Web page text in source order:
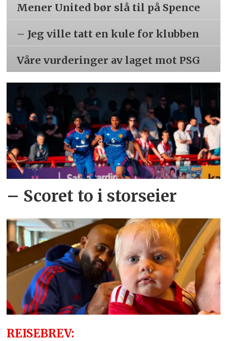
Mener United bør slå til på Spence
– Jeg ville tatt en kule for klubben
Våre vurderinger av laget mot PSG
– Scoret to i storseier
REISEBREV: